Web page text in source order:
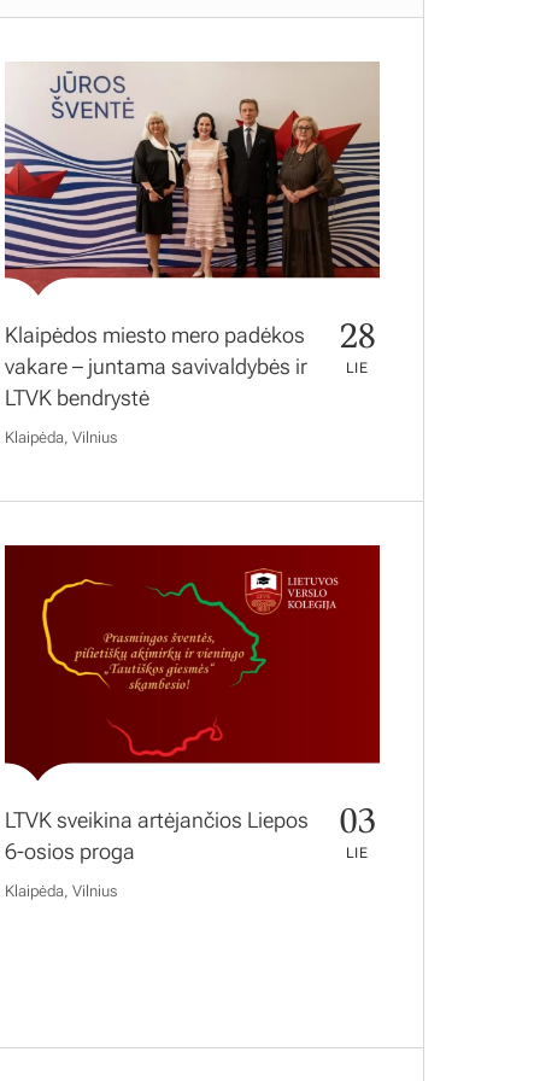
Klaipėdos miesto mero padėkos
vakare – juntama savivaldybės ir
LTVK bendrystė
28
LIE
Klaipėda, Vilnius
LTVK sveikina artėjančios Liepos
6-osios proga
03
LIE
Klaipėda, Vilnius